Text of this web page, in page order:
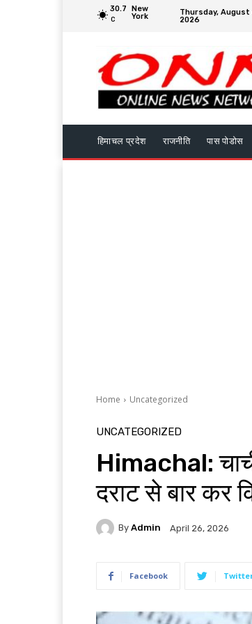
30.7
C
New
York
Thursday, August
2026
हिमाचल प्रदेश राजनीति पास पोडोस
Home Uncategorized
UNCATEGORIZED
Himachal:
दराट से बार कर
By Admin April 26, 2026
Facebook